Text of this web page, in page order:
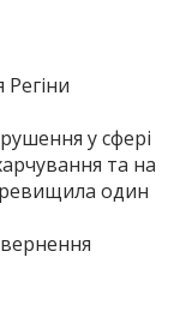
у сфері
та на
один